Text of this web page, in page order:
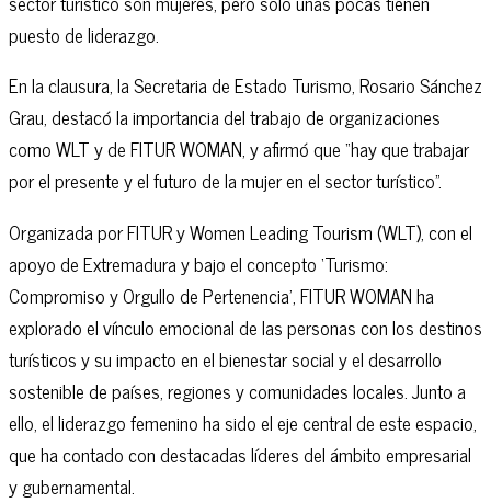
puesto de liderazgo.
En la clausura, la Secretaria de Estado Turismo, Rosario Sánchez
Grau, destacó la importancia del trabajo de organizaciones
como WLT y de FITUR WOMAN, y afirmó que “hay que trabajar
por el presente y el futuro de la mujer en el sector turístico”.
Organizada por FITUR y Women Leading Tourism (WLT), con el
apoyo de Extremadura y bajo el concepto ‘Turismo:
Compromiso y Orgullo de Pertenencia’, FITUR WOMAN ha
explorado el vínculo emocional de las personas con los destinos
turísticos y su impacto en el bienestar social y el desarrollo
sostenible de países, regiones y comunidades locales. Junto a
ello, el liderazgo femenino ha sido el eje central de este espacio,
que ha contado con destacadas líderes del ámbito empresarial
y gubernamental.